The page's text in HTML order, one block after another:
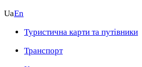
UaEn
Туристична карти та путівники
Транспорт